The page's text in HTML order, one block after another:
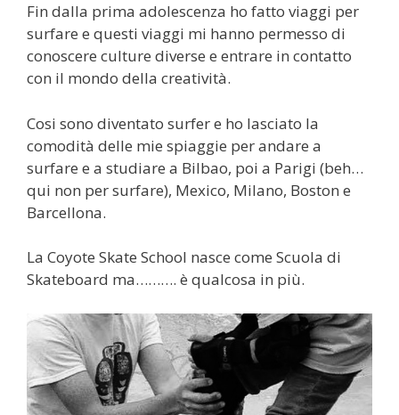
Fin dalla prima adolescenza ho fatto viaggi per
surfare e questi viaggi mi hanno permesso di
conoscere culture diverse e entrare in contatto
con il mondo della creatività.
Cosi sono diventato surfer e ho lasciato la
comodità delle mie spiaggie per andare a
surfare e a studiare a Bilbao, poi a Parigi (beh…
qui non per surfare), Mexico, Milano, Boston e
Barcellona.
La Coyote Skate School nasce come Scuola di
Skateboard ma………. è qualcosa in più.